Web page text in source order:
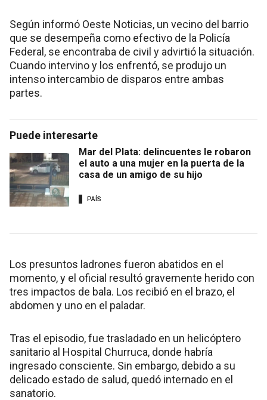
Según informó Oeste Noticias, un vecino del barrio
que se desempeña como efectivo de la Policía
Federal, se encontraba de civil y advirtió la situación.
Cuando intervino y los enfrentó, se produjo un
intenso intercambio de disparos entre ambas
partes.
Puede interesarte
Mar del Plata: delincuentes le robaron
el auto a una mujer en la puerta de la
casa de un amigo de su hijo
PAÍS
Los presuntos ladrones fueron abatidos en el
momento, y el oficial resultó gravemente herido con
tres impactos de bala. Los recibió en el brazo, el
abdomen y uno en el paladar.
Tras el episodio, fue trasladado en un helicóptero
sanitario al Hospital Churruca, donde habría
ingresado consciente. Sin embargo, debido a su
delicado estado de salud, quedó internado en el
sanatorio.